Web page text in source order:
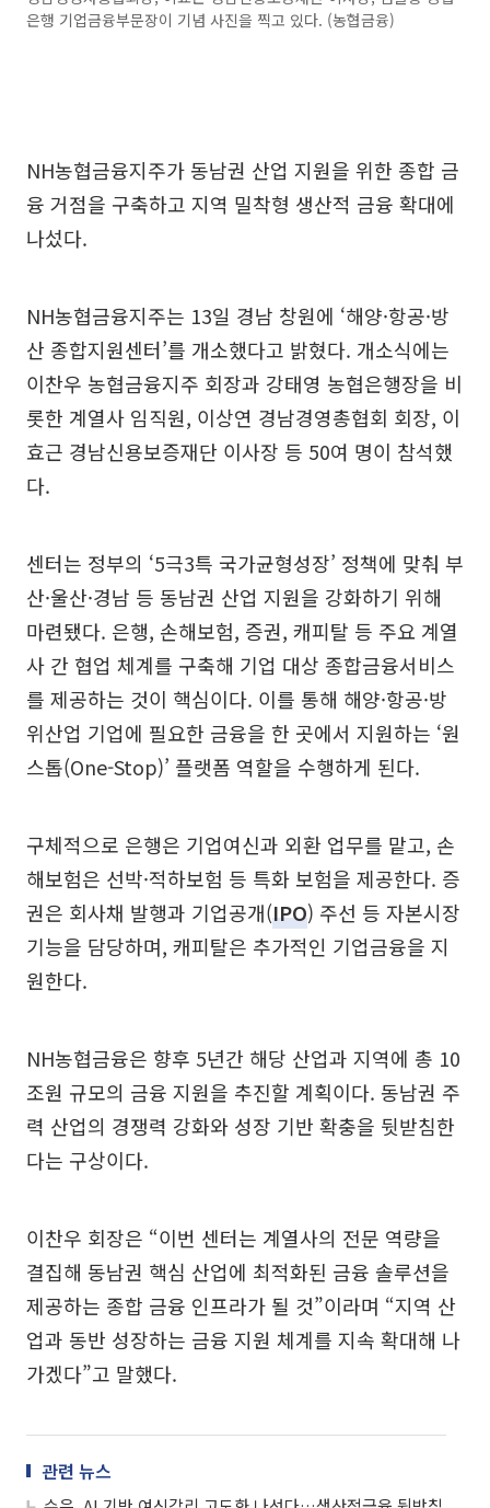
은행 기업금융부문장이 기념 사진을 찍고 있다. (농협금융)
NH농협금융지주가 동남권 산업 지원을 위한 종합 금
융 거점을 구축하고 지역 밀착형 생산적 금융 확대에
나섰다.
NH농협금융지주는 13일 경남 창원에 ‘해양·항공·방
산 종합지원센터’를 개소했다고 밝혔다. 개소식에는
이찬우 농협금융지주 회장과 강태영 농협은행장을 비
롯한 계열사 임직원, 이상연 경남경영총협회 회장, 이
효근 경남신용보증재단 이사장 등 50여 명이 참석했
다.
센터는 정부의 ‘5극3특 국가균형성장’ 정책에 맞춰 부
산·울산·경남 등 동남권 산업 지원을 강화하기 위해
마련됐다. 은행, 손해보험, 증권, 캐피탈 등 주요 계열
사 간 협업 체계를 구축해 기업 대상 종합금융서비스
를 제공하는 것이 핵심이다. 이를 통해 해양·항공·방
위산업 기업에 필요한 금융을 한 곳에서 지원하는 ‘원
스톱(One-Stop)’ 플랫폼 역할을 수행하게 된다.
구체적으로 은행은 기업여신과 외환 업무를 맡고, 손
해보험은 선박·적하보험 등 특화 보험을 제공한다. 증
권은 회사채 발행과 기업공개(IPO) 주선 등 자본시장
기능을 담당하며, 캐피탈은 추가적인 기업금융을 지
원한다.
NH농협금융은 향후 5년간 해당 산업과 지역에 총 10
조원 규모의 금융 지원을 추진할 계획이다. 동남권 주
력 산업의 경쟁력 강화와 성장 기반 확충을 뒷받침한
다는 구상이다.
이찬우 회장은 “이번 센터는 계열사의 전문 역량을
결집해 동남권 핵심 산업에 최적화된 금융 솔루션을
제공하는 종합 금융 인프라가 될 것”이라며 “지역 산
업과 동반 성장하는 금융 지원 체계를 지속 확대해 나
가겠다”고 말했다.
관련 뉴스